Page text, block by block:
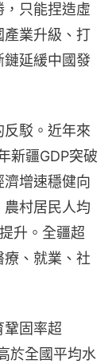
只能捏造虛
產業升級、打
鏈延緩中國發
駁。近年來
新疆GDP突破
濟增速穩健向
村居民人均
升。全疆超
、就業、社
鞏固率超
於全國平均水